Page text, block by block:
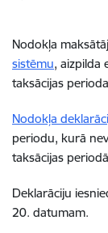
Nodokļa
sistēmu, aizpilda
taksācijas
Nodokļa
periodu, kurā
taksācijas periodā
Deklarāciju
20. datumam.